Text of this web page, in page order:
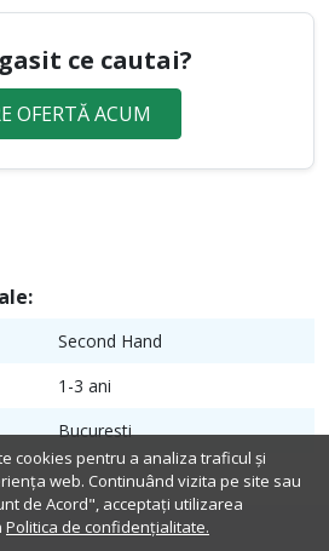
ce cautai?
OFERTĂ ACUM
Second Hand
1-3 ani
Bucuresti
cookies pentru a analiza traficul și
web. Continuând vizita pe site sau
de Acord", acceptați utilizarea
Politica de confidențialitate.